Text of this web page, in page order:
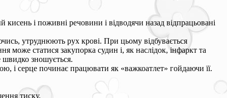
і поживні речовини і відводячи назад відпрацьовані
утруднюють рух крові. При цьому відбувається
може статися закупорка судин і, як наслідок, інфаркт та
швидко зношується.
і серце починає працювати як «важкоатлет» гойдаючи її.
тиску.